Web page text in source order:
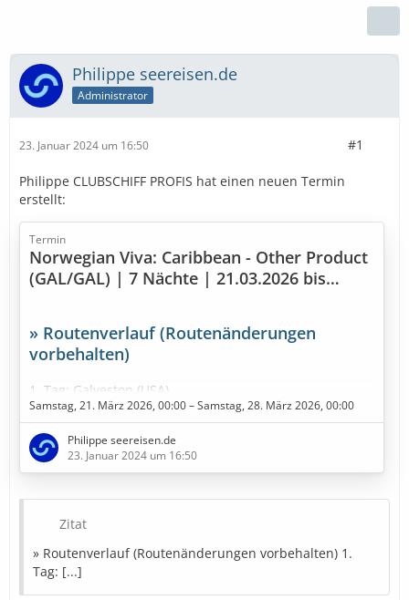
Philippe seereisen.de
Administrator
23. Januar 2024 um 16:50 #1
Philippe CLUBSCHIFF PROFIS hat einen neuen Termin
erstellt:
Termin
Norwegian Viva: Caribbean - Other Product
(GAL/GAL) | 7 Nächte | 21.03.2026 bis
» Routenverlauf (Routenänderungen
vorbehalten)
1. Tag: Galveston (USA)
2. Tag: Seetag
3. Tag: Cozumel (Mexiko)
4. Tag: Harvest Caye (Belize)
5. Tag: Roatán (Honduras)
7. Tag: Seetag
8. Tag: Galveston (USA)
» Bestpreise in Sicht
Diese Kreuzfahrt buchen
» Bestpreise für eure Urlaubsplanung
Samstag, 21. März 2026, 00:00 – Samstag, 28. März 2026, 00:00
Philippe seereisen.de
23. Januar 2024 um 16:50
Zitat
» Routenverlauf (Routenänderungen vorbehalten) 1.
Tag: [...]